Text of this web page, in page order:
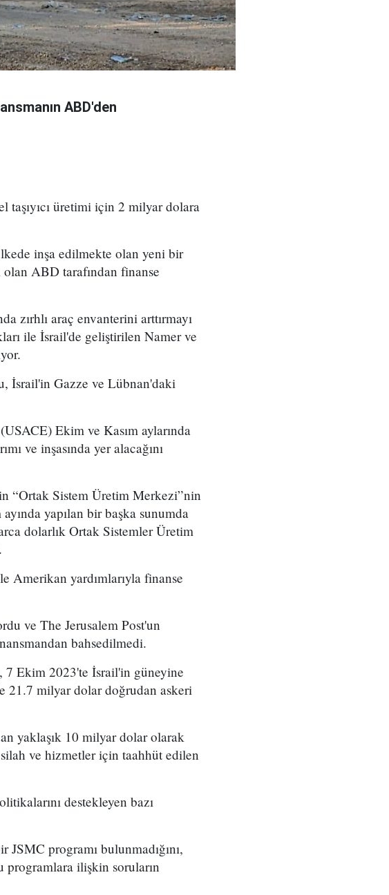
ABD'den
taşıyıcı üretimi için 2 milyar dolara
inşa edilmekte olan yeni bir
olan ABD tarafından finanse
zırhlı araç envanterini arttırmayı
ile İsrail'de geliştirilen Namer ve
İsrail'in Gazze ve Lübnan'daki
Ekim ve Kasım aylarında
ve inşasında yer alacağını
“Ortak Sistem Üretim Merkezi”nin
yapılan bir başka sunumda
dolarlık Ortak Sistemler Üretim
Amerikan yardımlarıyla finanse
ve The Jerusalem Post'un
bahsedilmedi.
Ekim 2023'te İsrail'in güneyine
21.7 milyar dolar doğrudan askeri
yaklaşık 10 milyar dolar olarak
ve hizmetler için taahhüt edilen
destekleyen bazı
programı bulunmadığını,
programlara ilişkin soruların